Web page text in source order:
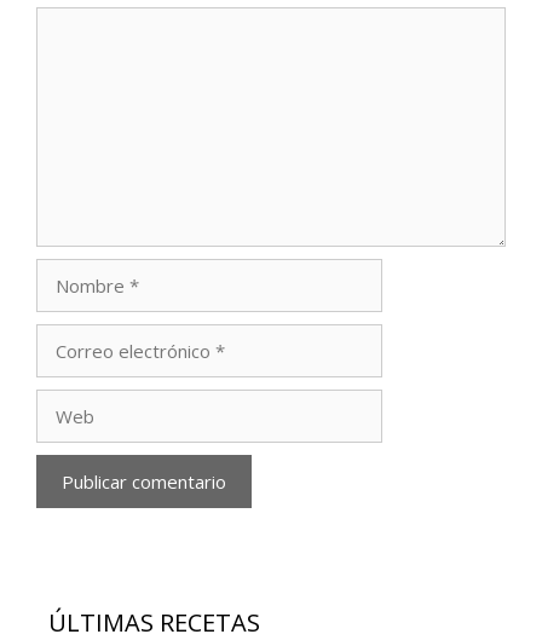
electrónico
ÚLTIMAS RECETAS